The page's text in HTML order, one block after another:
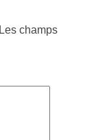
Les champs